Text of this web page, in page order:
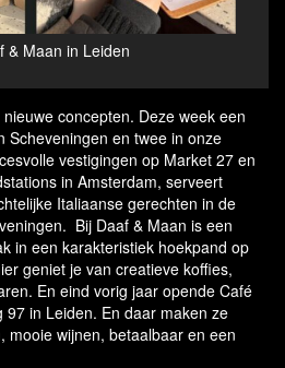
& Maan in Leiden
concepten. Deze week een
Scheveningen en twee in onze
vestigingen op Market 27 en
in Amsterdam, serveert
Italiaanse gerechten in de
Bij Daaf & Maan is een
in een karakteristiek hoekpand op
geniet je van creatieve koffies,
En eind vorig jaar opende Café
in Leiden. En daar maken ze
mooie wijnen, betaalbaar en een